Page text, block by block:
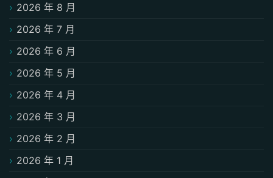
2026 年 8 月
2026 年 7 月
2026 年 6 月
2026 年 5 月
2026 年 4 月
2026 年 3 月
2026 年 2 月
2026 年 1 月